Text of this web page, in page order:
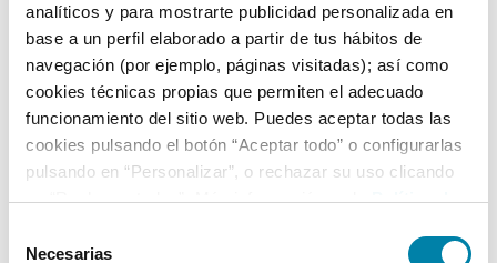
analíticos y para mostrarte publicidad personalizada en
base a un perfil elaborado a partir de tus hábitos de
navegación (por ejemplo, páginas visitadas); así como
cookies técnicas propias que permiten el adecuado
funcionamiento del sitio web. Puedes aceptar todas las
cookies pulsando el botón “Aceptar todo” o configurarlas
pulsando en “Personalizar”, o rechazar su uso clicando
en “Rechazar todas”. Más información en laPolítica de
Necesarias
Aire Acondicionado
Auto Start&Stop
+ Ver todos
Ficha técnica